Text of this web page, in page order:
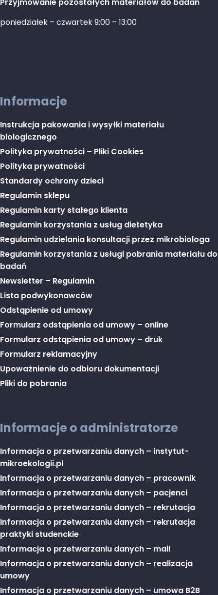
Przyjmowanie pozostałych materiałów do badań
poniedziałek – czwartek 9:00 – 13:00
Informacje
Instrukcja pakowania i wysyłki materiału
biologicznego
Polityka prywatności – Pliki Cookies
Polityka prywatności
Standardy ochrony dzieci
Regulamin sklepu
Regulamin karty stałego klienta
Regulamin korzystania z usług dietetyka
Regulamin udzielania konsultacji przez mikrobiologa
Regulamin korzystania z usługi pobrania materiału do
badań
Newsletter – Regulamin
Lista podwykonawców
Odstąpienie od umowy
Formularz odstąpienia od umowy – online
Formularz odstąpienia od umowy – druk
Formularz reklamacyjny
Upoważnienie do odbioru dokumentacji
Pliki do pobrania
Informacje o administratorze
Informacja o przetwarzaniu danych – instytut-
mikroekologii.pl
Informacja o przetwarzaniu danych – pracownik
Informacja o przetwarzaniu danych – pacjenci
Informacja o przetwarzaniu danych – rekrutacja
Informacja o przetwarzaniu danych – rekrutacja
praktyki studenckie
Informacja o przetwarzaniu danych – mail
Informacja o przetwarzaniu danych – realizacja
umowy
Informacja o przetwarzaniu danych – umowa B2B